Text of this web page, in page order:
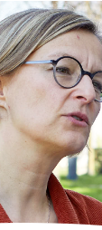
cookies